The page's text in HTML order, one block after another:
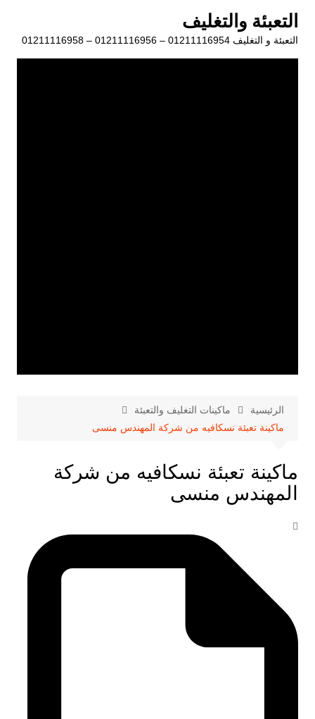
المحتوى
التعبئة والتغليف
التعبئة و التغليف 01211116954 – 01211116956 – 01211116958
الرئيسية
ماكينات التغليف والتعبئة
ماكينة تعبئة نسكافيه من شركة المهندس منسى
ماكينة تعبئة نسكافيه من شركة
المهندس منسى